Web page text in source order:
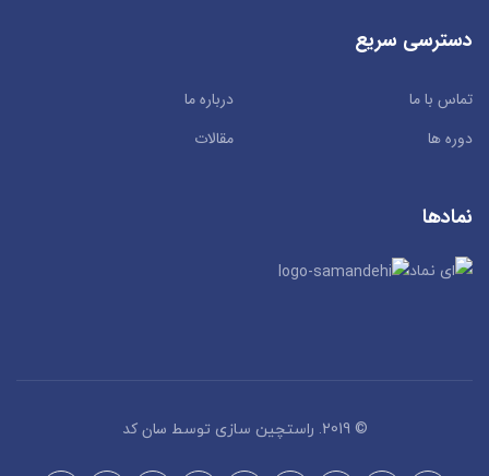
دسترسی سریع
تماس با ما
درباره ما
دوره ها
مقالات
نمادها
© 2019. راستچین سازی توسط سان کد